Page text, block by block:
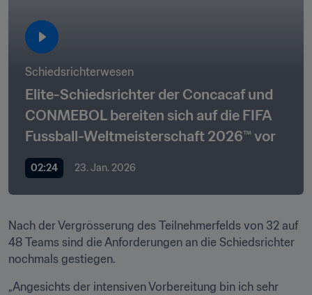
Schiedsrichterwesen
Elite-Schiedsrichter der Concacaf und
CONMEBOL bereiten sich auf die FIFA
Fussball-Weltmeisterschaft 2026™ vor
02:24 23. Jan. 2026
Nach der Vergrösserung des Teilnehmerfelds von 32 auf
48 Teams sind die Anforderungen an die Schiedsrichter
nochmals gestiegen.
„Angesichts der intensiven Vorbereitung bin ich sehr